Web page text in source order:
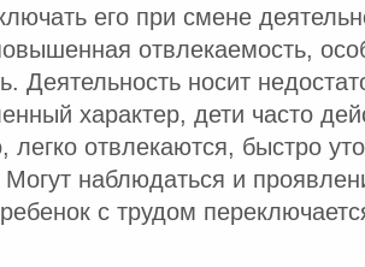
его при смене
отвлекаемость,
Деятельность носит
характер, дети часто
легко отвлекаются, быстро
наблюдаться и
с трудом